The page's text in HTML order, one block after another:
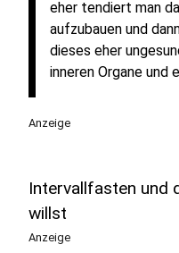
eher tendiert man
aufzubauen und
dieses eher
inneren Organe und
Anzeige
Intervallfasten und
willst
Anzeige